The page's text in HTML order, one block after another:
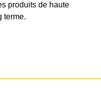
produits de haute
terme.